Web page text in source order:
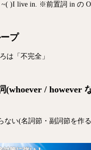
~( )I live in. ※前置詞 in の
プ
は「不完全」
/ however
ない(名詞節・副詞節を作